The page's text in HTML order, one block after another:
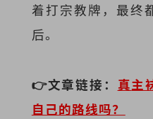
着打宗教牌，最终
后。
👉文章链接： 真主
自己的路线吗？